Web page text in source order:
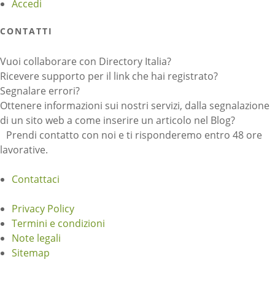
Accedi
CONTATTI
Vuoi collaborare con Directory Italia?
Ricevere supporto per il link che hai registrato?
Segnalare errori?
Ottenere informazioni sui nostri servizi, dalla segnalazione
di un sito web a come inserire un articolo nel Blog?
Prendi contatto con noi e ti risponderemo entro 48 ore
lavorative.
Contattaci
Privacy Policy
Termini e condizioni
Note legali
Sitemap